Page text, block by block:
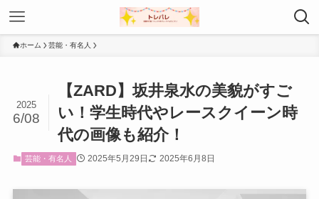
ホーム 芸能・有名人
【ZARD】坂井泉水の美貌がすご
い！学生時代やレースクイーン時
代の画像も紹介！
2025
6/08
芸能・有名人 2025年5月29日 2025年6月8日